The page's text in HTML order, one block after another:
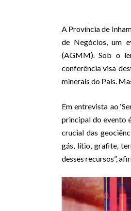
A Província de
de Negócios, um
(AGMM). Sob o
conferência visa
minerais do País.
Em entrevista ao
principal do evento
crucial das
gás, lítio, grafite,
desses recursos”,